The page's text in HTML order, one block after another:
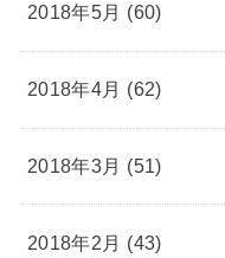
2018年5月 (60)
2018年4月 (62)
2018年3月 (51)
2018年2月 (43)